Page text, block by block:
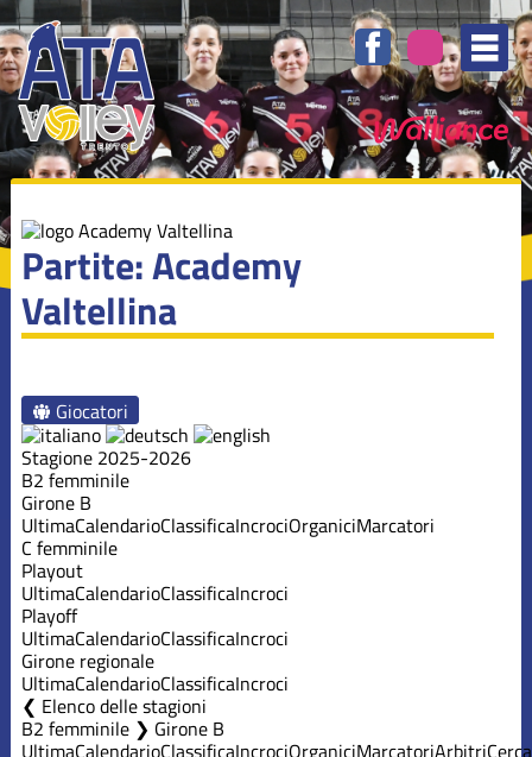
Partite: Academy
Valtellina
Giocatori
Stagione 2025-2026
B2 femminile
Girone B
UltimaCalendarioClassificaIncrociOrganiciMarcatori
C femminile
Playout
UltimaCalendarioClassificaIncroci
Playoff
UltimaCalendarioClassificaIncroci
Girone regionale
UltimaCalendarioClassificaIncroci
Elenco delle stagioni
B2 femminile ❯ Girone B
UltimaCalendarioClassificaIncrociOrganiciMarcatoriArbitriCerca